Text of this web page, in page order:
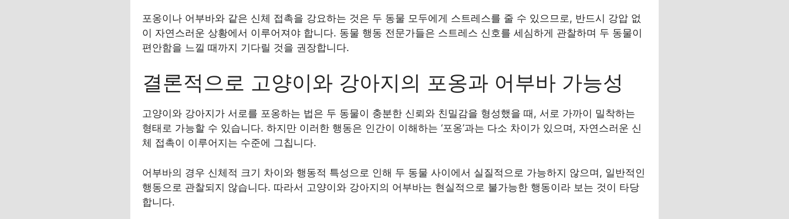
포옹이나 어부바와 같은 신체 접촉을 강요하는 것은 두 동물 모두에게 스트레스를 줄 수 있으므로, 반드시 강압 없
이 자연스러운 상황에서 이루어져야 합니다. 동물 행동 전문가들은 스트레스 신호를 세심하게 관찰하며 두 동물이
편안함을 느낄 때까지 기다릴 것을 권장합니다.
결론적으로 고양이와 강아지의 포옹과 어부바 가능성
고양이와 강아지가 서로를 포옹하는 법은 두 동물이 충분한 신뢰와 친밀감을 형성했을 때, 서로 가까이 밀착하는
형태로 가능할 수 있습니다. 하지만 이러한 행동은 인간이 이해하는 ‘포옹’과는 다소 차이가 있으며, 자연스러운 신
체 접촉이 이루어지는 수준에 그칩니다.
어부바의 경우 신체적 크기 차이와 행동적 특성으로 인해 두 동물 사이에서 실질적으로 가능하지 않으며, 일반적인
행동으로 관찰되지 않습니다. 따라서 고양이와 강아지의 어부바는 현실적으로 불가능한 행동이라 보는 것이 타당
합니다.